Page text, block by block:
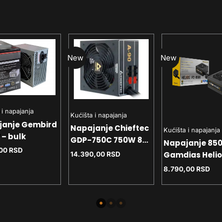
napajanja
Gembird
– bulk
RSD
New
Kućišta i napajanja
Napajanje Chieftec
GDP-750C 750W 80+
Bronze
14.390,00RSD
New
Kućišta i napajanja
Napajanje
Gamdias
850G Gold
8.790,00RSD